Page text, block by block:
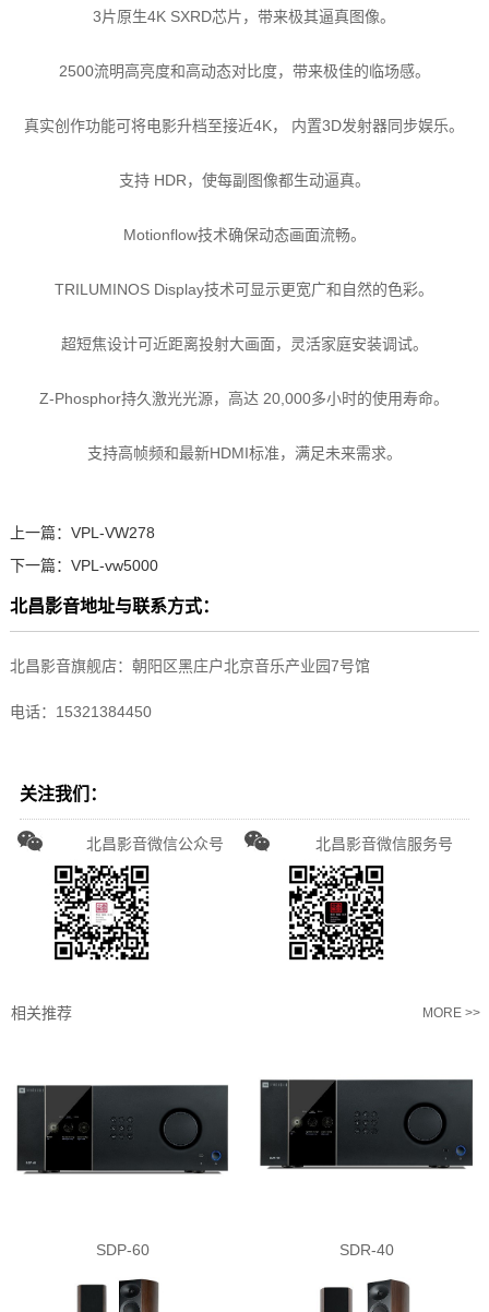
3片原生4K SXRD芯片，带来极其逼真图像。
2500流明高亮度和高动态对比度，带来极佳的临场感。
真实创作功能可将电影升档至接近4K， 内置3D发射器同步娱乐。
支持 HDR，使每副图像都生动逼真。
Motionflow技术确保动态画面流畅。
TRILUMINOS Display技术可显示更宽广和自然的色彩。
超短焦设计可近距离投射大画面，灵活家庭安装调试。
Z-Phosphor持久激光光源，高达 20,000多小时的使用寿命。
支持高帧频和最新HDMI标准，满足未来需求。
上一篇： VPL-VW278
下一篇： VPL-vw5000
北昌影音地址与联系方式：
北昌影音旗舰店：朝阳区黑庄户北京音乐产业园7号馆
电话：15321384450
关注我们：
北昌影音微信公众号 北昌影音微信服务号
相关推荐 MORE >>
SDP-60 SDR-40